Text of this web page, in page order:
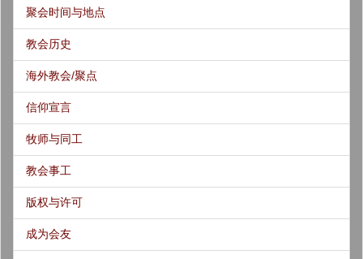
聚会时间与地点
教会历史
海外教会/聚点
信仰宣言
牧师与同工
教会事工
版权与许可
成为会友